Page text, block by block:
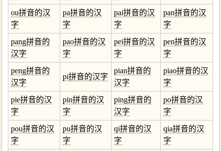
ou拼音的汉
字
pa拼音的汉
字
pai拼音的汉
字
pan拼音的汉
字
pang拼音的
汉字
pao拼音的汉
字
pei拼音的汉
字
pen拼音的汉
字
peng拼音的
汉字
pi拼音的汉字
pian拼音的
汉字
piao拼音的汉
字
pie拼音的汉
字
pin拼音的汉
字
ping拼音的
汉字
po拼音的汉
字
pou拼音的汉
字
pu拼音的汉
字
qi拼音的汉
字
qia拼音的汉
字